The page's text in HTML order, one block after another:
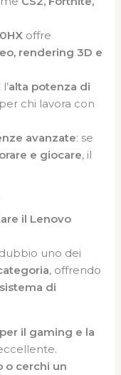
offre
rendering 3D e
: l’alta potenza di
chi lavora con
avanzate: se
e giocare, il
il Lenovo
uno dei
, offrendo
di
il gaming e la
o cerchi un